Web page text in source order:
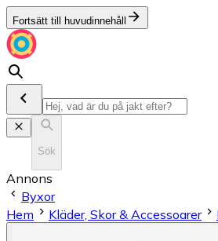
Fortsätt till huvudinnehåll
Sök
Annons
Byxor
Hem
Kläder, Skor & Accessoarer